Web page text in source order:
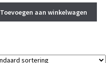
Toevoegen aan winkelwagen